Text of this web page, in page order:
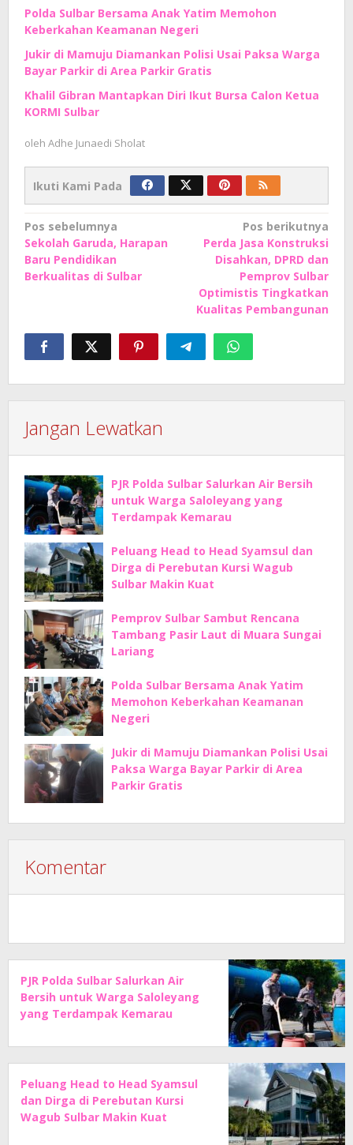
Polda Sulbar Bersama Anak Yatim Memohon
Keberkahan Keamanan Negeri
Jukir di Mamuju Diamankan Polisi Usai Paksa Warga
Bayar Parkir di Area Parkir Gratis
Khalil Gibran Mantapkan Diri Ikut Bursa Calon Ketua
KORMI Sulbar
oleh Adhe Junaedi Sholat
Ikuti Kami Pada
Navigasi
pos
Pos sebelumnya
Sekolah Garuda, Harapan
Baru Pendidikan
Berkualitas di Sulbar
Pos berikutnya
Perda Jasa Konstruksi
Disahkan, DPRD dan
Pemprov Sulbar
Optimistis Tingkatkan
Kualitas Pembangunan
Jangan Lewatkan
PJR Polda Sulbar Salurkan Air Bersih
untuk Warga Saloleyang yang
Terdampak Kemarau
Peluang Head to Head Syamsul dan
Dirga di Perebutan Kursi Wagub
Sulbar Makin Kuat
Pemprov Sulbar Sambut Rencana
Tambang Pasir Laut di Muara Sungai
Lariang
Polda Sulbar Bersama Anak Yatim
Memohon Keberkahan Keamanan
Negeri
Jukir di Mamuju Diamankan Polisi Usai
Paksa Warga Bayar Parkir di Area
Parkir Gratis
Komentar
PJR Polda Sulbar Salurkan Air
Bersih untuk Warga Saloleyang
yang Terdampak Kemarau
Peluang Head to Head Syamsul
dan Dirga di Perebutan Kursi
Wagub Sulbar Makin Kuat